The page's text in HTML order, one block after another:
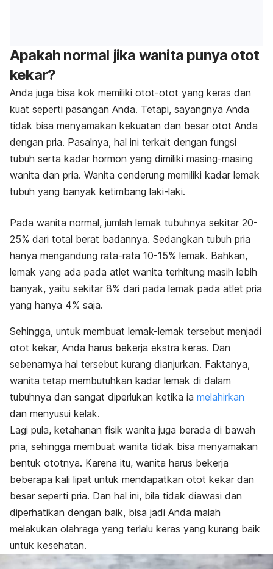
Apakah normal jika wanita punya otot
kekar?
Anda juga bisa kok memiliki otot-otot yang keras dan
kuat seperti pasangan Anda. Tetapi, sayangnya Anda
tidak bisa menyamakan kekuatan dan besar otot Anda
dengan pria. Pasalnya, hal ini terkait dengan fungsi
tubuh serta kadar hormon yang dimiliki masing-masing
wanita dan pria. Wanita cenderung memiliki kadar lemak
tubuh yang banyak ketimbang laki-laki.
Pada wanita normal, jumlah lemak tubuhnya sekitar 20-
25% dari total berat badannya. Sedangkan tubuh pria
hanya mengandung rata-rata 10-15% lemak. Bahkan,
lemak yang ada pada atlet wanita terhitung masih lebih
banyak, yaitu sekitar 8% dari pada lemak pada atlet pria
yang hanya 4% saja.
Sehingga, untuk membuat lemak-lemak tersebut menjadi
otot kekar, Anda harus bekerja ekstra keras. Dan
sebenarnya hal tersebut kurang dianjurkan. Faktanya,
wanita tetap membutuhkan kadar lemak di dalam
tubuhnya dan sangat diperlukan ketika ia melahirkan
dan menyusui kelak.
Lagi pula, ketahanan fisik wanita juga berada di bawah
pria, sehingga membuat wanita tidak bisa menyamakan
bentuk ototnya. Karena itu, wanita harus bekerja
beberapa kali lipat untuk mendapatkan otot kekar dan
besar seperti pria. Dan hal ini, bila tidak diawasi dan
diperhatikan dengan baik, bisa jadi Anda malah
melakukan olahraga yang terlalu keras yang kurang baik
untuk kesehatan.